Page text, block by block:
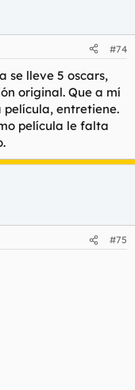
#74
se lleve 5 oscars,
original. Que a mí
película, entretiene.
película le falta
#75